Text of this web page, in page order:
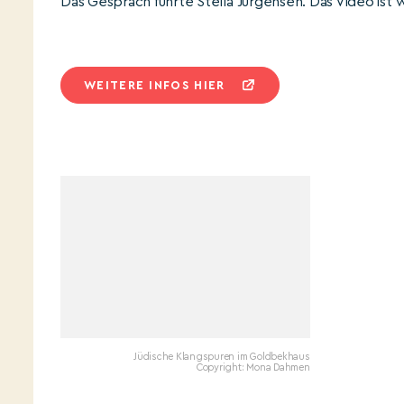
WEITERE INFOS HIER
Jüdische Klangspuren im Goldbekhaus
Copyright: Mona Dahmen